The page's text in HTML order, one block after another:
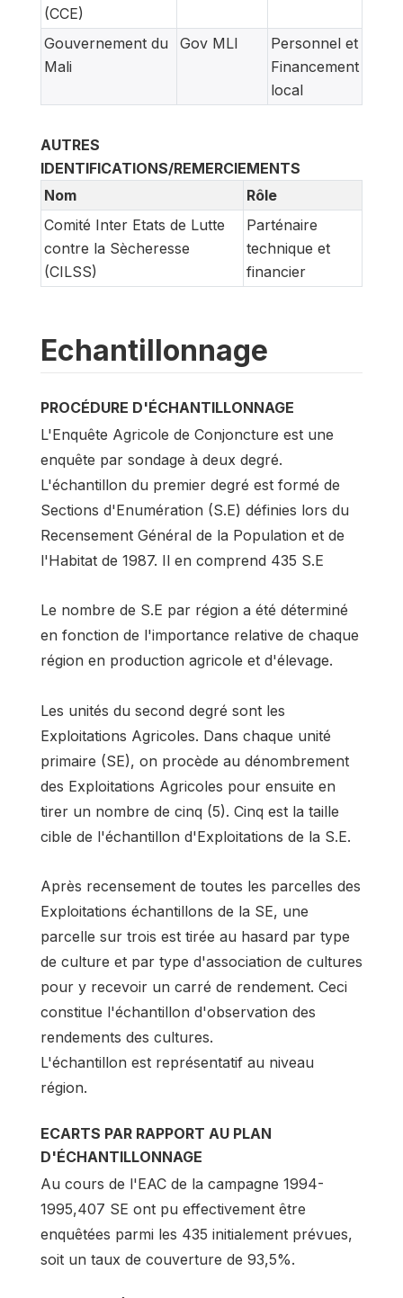
(CCE)
Gouvernement du
Mali
Gov MLI
Personnel et
Financement
local
AUTRES
IDENTIFICATIONS/REMERCIEMENTS
Nom
Rôle
Comité Inter Etats de Lutte
contre la Sècheresse
(CILSS)
Parténaire
technique et
financier
Echantillonnage
PROCÉDURE D'ÉCHANTILLONNAGE
L'Enquête Agricole de Conjoncture est une
enquête par sondage à deux degré.
L'échantillon du premier degré est formé de
Sections d'Enumération (S.E) définies lors du
Recensement Général de la Population et de
l'Habitat de 1987. Il en comprend 435 S.E
Le nombre de S.E par région a été déterminé
en fonction de l'importance relative de chaque
région en production agricole et d'élevage.
Les unités du second degré sont les
Exploitations Agricoles. Dans chaque unité
primaire (SE), on procède au dénombrement
des Exploitations Agricoles pour ensuite en
tirer un nombre de cinq (5). Cinq est la taille
cible de l'échantillon d'Exploitations de la S.E.
Après recensement de toutes les parcelles des
Exploitations échantillons de la SE, une
parcelle sur trois est tirée au hasard par type
de culture et par type d'association de cultures
pour y recevoir un carré de rendement. Ceci
constitue l'échantillon d'observation des
rendements des cultures.
L'échantillon est représentatif au niveau
région.
ECARTS PAR RAPPORT AU PLAN
D'ÉCHANTILLONNAGE
Au cours de l'EAC de la campagne 1994-
1995,407 SE ont pu effectivement être
enquêtées parmi les 435 initialement prévues,
soit un taux de couverture de 93,5%.